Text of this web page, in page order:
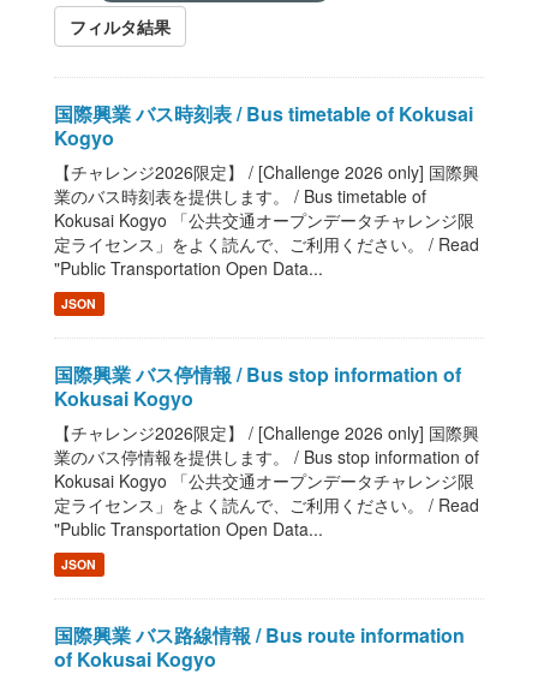
フィルタ結果
国際興業 バス時刻表 / Bus timetable of Kokusai
Kogyo
【チャレンジ2026限定】 / [Challenge 2026 only] 国際興
業のバス時刻表を提供します。 / Bus timetable of
Kokusai Kogyo 「公共交通オープンデータチャレンジ限
定ライセンス」をよく読んで、ご利用ください。 / Read
"Public Transportation Open Data...
JSON
国際興業 バス停情報 / Bus stop information of
Kokusai Kogyo
【チャレンジ2026限定】 / [Challenge 2026 only] 国際興
業のバス停情報を提供します。 / Bus stop information of
Kokusai Kogyo 「公共交通オープンデータチャレンジ限
定ライセンス」をよく読んで、ご利用ください。 / Read
"Public Transportation Open Data...
JSON
国際興業 バス路線情報 / Bus route information
of Kokusai Kogyo